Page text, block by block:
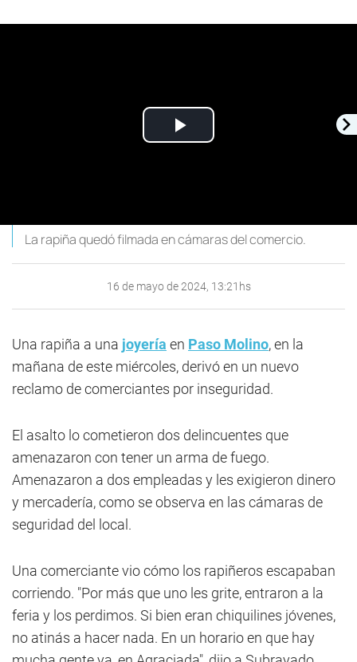
Play
La rapiña quedó filmada en cámaras del comercio.
16 de mayo de 2024, 13:21hs
Una rapiña a una joyería en Paso Molino, en la
mañana de este miércoles, derivó en un nuevo
reclamo de comerciantes por inseguridad.
El asalto lo cometieron dos delincuentes que
amenazaron con tener un arma de fuego.
Amenazaron a dos empleadas y les exigieron dinero
y mercadería, como se observa en las cámaras de
seguridad del local.
Una comerciante vio cómo los rapiñeros escapaban
corriendo. "Por más que uno les grite, entraron a la
feria y los perdimos. Si bien eran chiquilines jóvenes,
no atinás a hacer nada. En un horario en que hay